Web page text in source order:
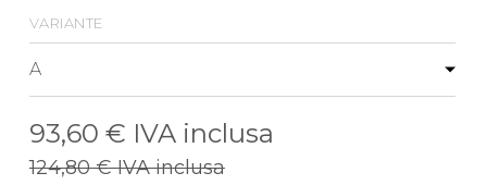
variante
93,60 € IVA inclusa
124,80 €IVA inclusa